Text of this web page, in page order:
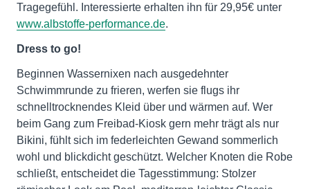
Tragegefühl. Interessierte erhalten ihn für 29,95€ unter
www.albstoffe-performance.de.
Dress to go!
Beginnen Wassernixen nach ausgedehnter
Schwimmrunde zu frieren, werfen sie flugs ihr
schnelltrocknendes Kleid über und wärmen auf. Wer
beim Gang zum Freibad-Kiosk gern mehr trägt als nur
Bikini, fühlt sich im federleichten Gewand sommerlich
wohl und blickdicht geschützt. Welcher Knoten die Robe
schließt, entscheidet die Tagesstimmung: Stolzer